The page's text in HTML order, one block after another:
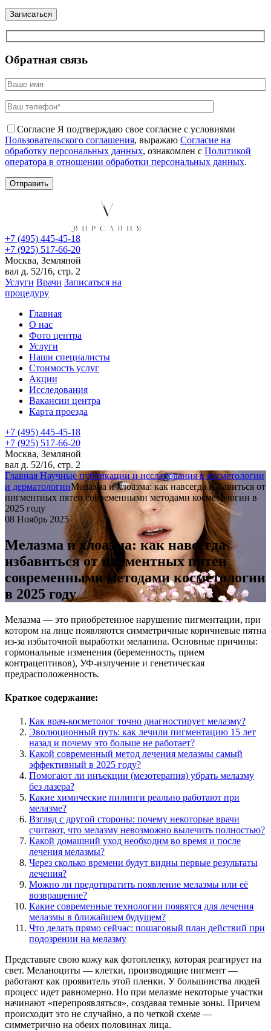
Обратная связь
Согласие Я подтверждаю свое согласие с условиями
Пользовательского соглашения, выражаю Согласие на
обработку персональных данных, ознакомлен с Политикой
оператора в отношении обработки персональных данных.
+7 (495) 445-45-18
+7 (925) 517-66-20
Москва, Земляной
вал д. 52/16, стр. 2
Услуги Врачи Записаться на
процедуру
Главная
О нас
Фото центра
Услуги
Наши специалисты
Стоимость услуг
Акции
Исследования
Вакансии центра
Карта проезда
+7 (495) 445-45-18
+7 (925) 517-66-20
Москва, Земляной
вал д. 52/16, стр. 2
Главная Научные публикации и исследования в косметологии
и дерматологииМелазма и хлоазма: как навсегда избавиться от
пигментных пятен современными методами косметологии в
2025 году
08 Ноябрь 2025
Мелазма и хлоазма: как навсегда
избавиться от пигментных пятен
современными методами косметологии
в 2025 году
Мелазма — это приобретенное нарушение пигментации, при
котором на лице появляются симметричные коричневые пятна
из-за избыточной выработки меланина. Основные причины:
гормональные изменения (беременность, прием
контрацептивов), УФ-излучение и генетическая
предрасположенность.
Краткое содержание:
Как врач-косметолог точно диагностирует мелазму?
Эволюционный путь: как лечили пигментацию 15 лет
назад и почему это больше не работает?
Какой современный метод лечения мелазмы самый
эффективный в 2025 году?
Помогают ли инъекции (мезотерапия) убрать мелазму
без лазера?
Какие химические пилинги реально работают при
мелазме?
Взгляд с другой стороны: почему некоторые врачи
считают, что мелазму невозможно вылечить полностью?
Какой домашний уход необходим во время и после
лечения мелазмы?
Через сколько времени будут видны первые результаты
лечения?
Можно ли предотвратить появление мелазмы или её
возвращение?
Какие современные технологии появятся для лечения
мелазмы в ближайшем будущем?
Что делать прямо сейчас: пошаговый план действий при
подозрении на мелазму
Представьте свою кожу как фотопленку, которая реагирует на
свет. Меланоциты — клетки, производящие пигмент —
работают как проявитель этой пленки. У большинства людей
процесс идет равномерно. Но при мелазме некоторые участки
начинают «перепроявляться», создавая темные зоны. Причем
происходит это не случайно, а по четкой схеме —
симметрично на обеих половинах лица.